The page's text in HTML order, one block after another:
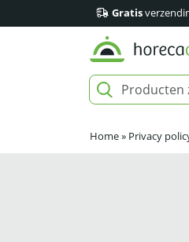
Gratis
Home» Privacy